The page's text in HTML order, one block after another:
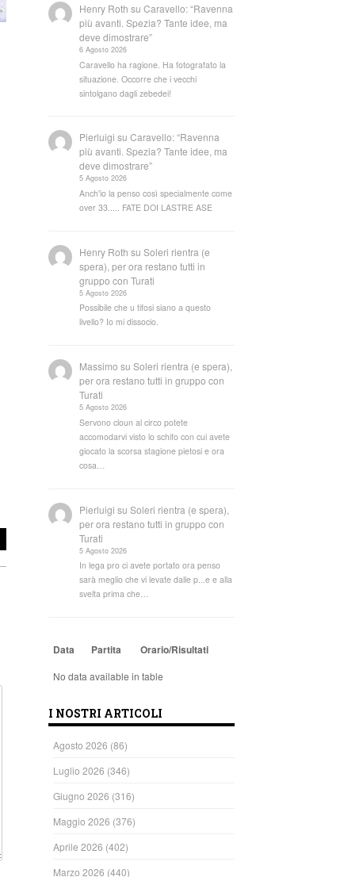
Henry Roth suCaravello: “Ravenna
più avanti. Spezia? Tante idee, ma
deve dimostrare”
6 Agosto 2026
Caravello ha ragione. Ha fotografato la
situazione. Occorre che i vecchi
sintolgano dagli zebedei!
Pierluigi suCaravello: “Ravenna
più avanti. Spezia? Tante idee, ma
deve dimostrare”
5 Agosto 2026
Anch'io la penso così specialmente come
over 33..... FATE DOI LASTRE ASE
Henry Roth suSoleri rientra (e
spera), per ora restano tutti in
gruppo con Turati
5 Agosto 2026
Possibile che u tifosi siano a questo
livello? Io mi dissocio.
Massimo suSoleri rientra (e spera),
per ora restano tutti in gruppo con
Turati
5 Agosto 2026
Servono cloun al circo potete
accomodarvi visto lo schifo con cui avete
giocato la scorsa stagione pietosi e ora
cosa…
Pierluigi suSoleri rientra (e spera),
per ora restano tutti in gruppo con
Turati
5 Agosto 2026
In lega pro ci avete portato ora penso
sarà meglio che vi levate dalle p...e e alla
svelta prima che…
Data Partita Orario/Risultati
No data available in table
I NOSTRI ARTICOLI
Agosto 2026 (86)
Luglio 2026 (346)
Giugno 2026 (316)
Maggio 2026 (376)
Aprile 2026 (402)
Marzo 2026 (440)